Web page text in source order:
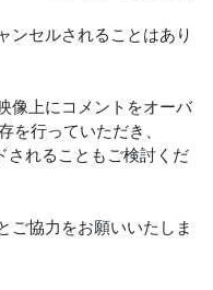
ンセルされることはあり
像上にコメントをオーバ
を行っていただき、
されることもご検討くだ
ご協力をお願いいたしま